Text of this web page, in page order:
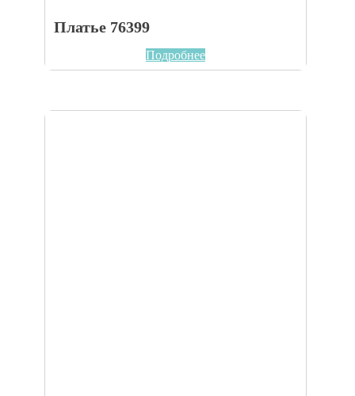
Платье 76399
Подробнее